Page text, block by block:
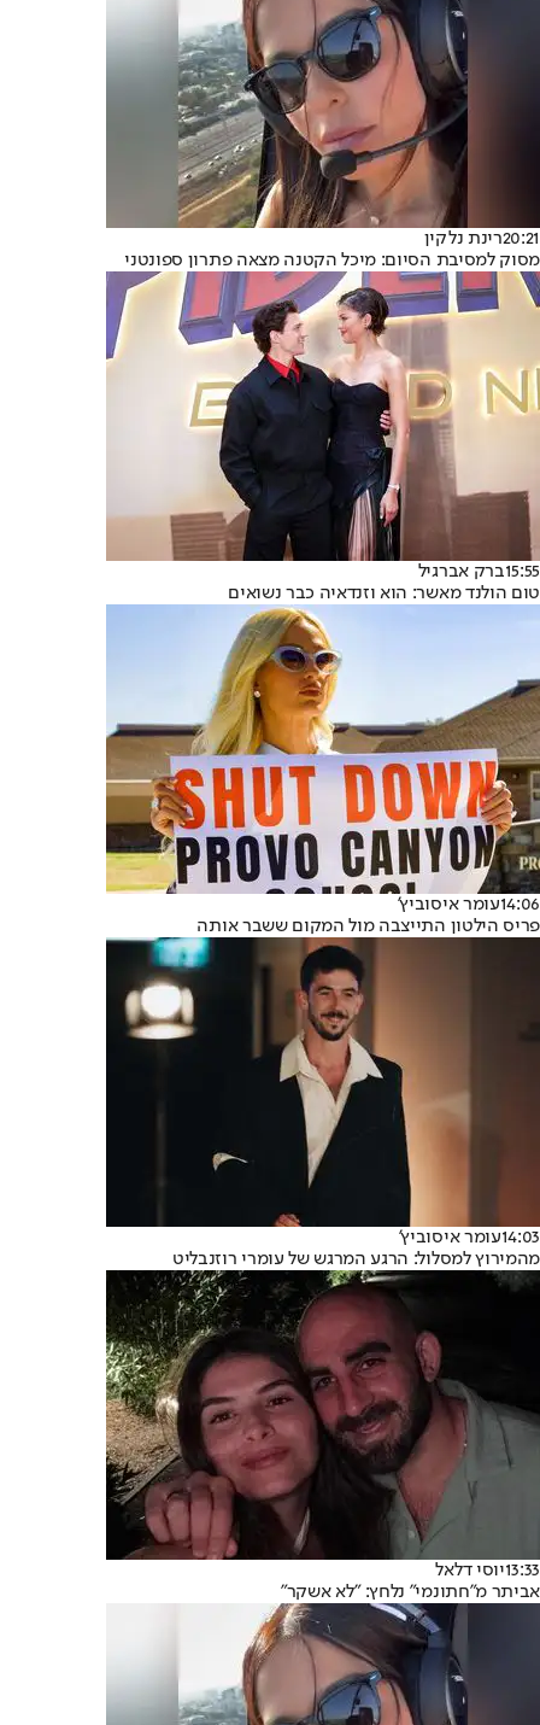
20:21רינת נלקין
מסוק למסיבת הסיום: מיכל הקטנה מצאה פתרון ספונטני
15:55ברק אברגיל
טום הולנד מאשר: הוא וזנדאיה כבר נשואים
14:06עומר איסוביץ'
פריס הילטון התייצבה מול המקום ששבר אותה
14:03עומר איסוביץ'
מהמירוץ למסלול: הרגע המרגש של עומרי רוזנבליט
13:33יוסי דלאל
אביתר מ"חתונמי" נלחץ: "לא אשקר"